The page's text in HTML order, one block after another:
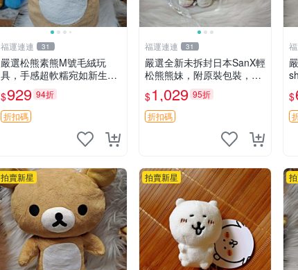
福運連連 31
嚴選松熊素熊M號毛絨玩
具，手感超軟糯宛如新生，
細節精緻完美無瑕，推薦送
禮或珍藏，中古狀態保養得
宜。 松熊 素熊 毛絨doll
$929 94折
折扣碼
福運連連 31
嚴選全新未拆封日本SanX輕
松熊熊妹，附原裝包裝，毛
絨質地極佳，細膩可愛，推
薦收藏兼送禮，適合女性好
友或家人，限量釋出。鬆
熊、熊玩偶、收藏品
$1,029 95折
折扣碼
$
拍賣新星 拍賣新星